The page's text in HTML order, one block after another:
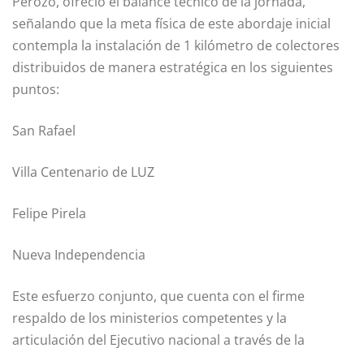
señalando que la meta física de este abordaje inicial
contempla la instalación de 1 kilómetro de colectores
distribuidos de manera estratégica en los siguientes
puntos:
San Rafael
Villa Centenario de LUZ
Felipe Pirela
Nueva Independencia
Este esfuerzo conjunto, que cuenta con el firme
respaldo de los ministerios competentes y la
articulación del Ejecutivo nacional a través de la